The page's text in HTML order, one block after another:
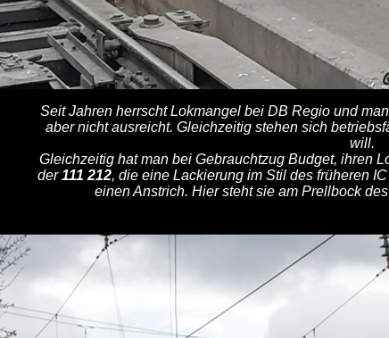
Seit Jahren herrscht Lokmangel bei DB Regio und
aber nicht ausreicht. Gleichzeitig stehen sich
will.
Gleichzeitig hat man bei Gebrauchtzug Budget, ihren
der111 212, die eine Lackierung im Stil des früheren
einen Anstrich. Hier steht sie am Prellbock